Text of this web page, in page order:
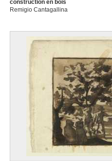
construction en bois
Remigio Cantagallina